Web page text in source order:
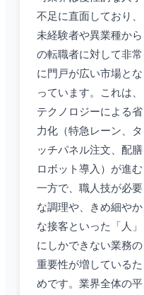
不足に直面しており、
未経験者や異業種から
の転職者に対して非常
に門戸が広い市場とな
っています。これは、
テクノロジーによる省
力化（特急レーン、タ
ッチパネル注文、配膳
ロボット導入）が進む
一方で、職人技が必要
な調理や、きめ細やか
な接客といった「人」
にしかできない業務の
重要性が増しているた
めです。業界全体の平